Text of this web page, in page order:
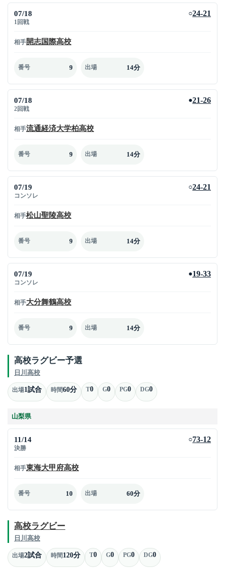
07/18
1回戦
○24-21
相手開志国際高校
番号 9 出場 14分
07/18
2回戦
●21-26
相手流通経済大学柏高校
番号 9 出場 14分
07/19
コンソレ
○24-21
相手松山聖陵高校
番号 9 出場 14分
07/19
コンソレ
●19-33
相手大分舞鶴高校
番号 9 出場 14分
高校ラグビー予選
日川高校
出場1試合 時間60分 T0 G0 PG0 DG0
山梨県
11/14
決勝
○73-12
相手東海大甲府高校
番号 10 出場 60分
高校ラグビー
日川高校
出場2試合 時間120分 T0 G0 PG0 DG0